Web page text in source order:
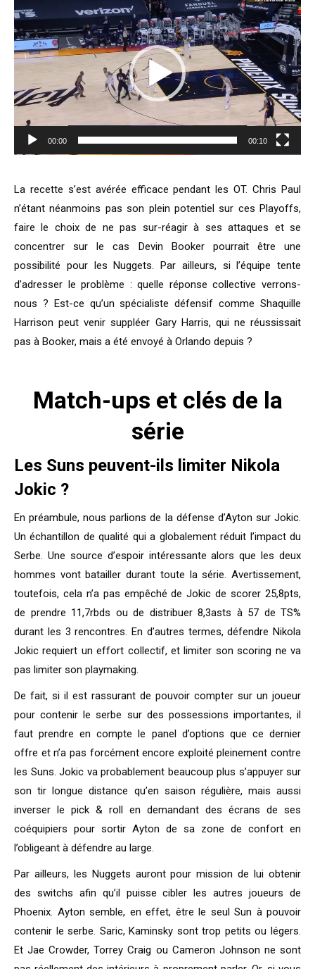
vidéo
00:00 00:10
La recette s’est avérée efficace pendant les OT. Chris Paul
n’étant néanmoins pas son plein potentiel sur ces Playoffs,
faire le choix de ne pas sur-réagir à ses attaques et se
concentrer sur le cas Devin Booker pourrait être une
possibilité pour les Nuggets. Par ailleurs, si l’équipe tente
d’adresser le problème : quelle réponse collective verrons-
nous ? Est-ce qu’un spécialiste défensif comme Shaquille
Harrison peut venir suppléer Gary Harris, qui ne réussissait
pas à Booker, mais a été envoyé à Orlando depuis ?
Match-ups et clés de la
série
Les Suns peuvent-ils limiter Nikola
Jokic ?
En préambule, nous parlions de la défense d’Ayton sur Jokic.
Un échantillon de qualité qui a globalement réduit l’impact du
Serbe. Une source d’espoir intéressante alors que les deux
hommes vont batailler durant toute la série. Avertissement,
toutefois, cela n’a pas empêché de Jokic de scorer 25,8pts,
de prendre 11,7rbds ou de distribuer 8,3asts à 57 de TS%
durant les 3 rencontres. En d’autres termes, défendre Nikola
Jokic requiert un effort collectif, et limiter son scoring ne va
pas limiter son playmaking.
De fait, si il est rassurant de pouvoir compter sur un joueur
pour contenir le serbe sur des possessions importantes, il
faut prendre en compte le panel d’options que ce dernier
offre et n’a pas forcément encore exploité pleinement contre
les Suns. Jokic va probablement beaucoup plus s’appuyer sur
son tir longue distance qu’en saison régulière, mais aussi
inverser le pick & roll en demandant des écrans de ses
coéquipiers pour sortir Ayton de sa zone de confort en
l’obligeant à défendre au large.
Par ailleurs, les Nuggets auront pour mission de lui obtenir
des switchs afin qu’il puisse cibler les autres joueurs de
Phoenix. Ayton semble, en effet, être le seul Sun à pouvoir
contenir le serbe. Saric, Kaminsky sont trop petits ou légers.
Et Jae Crowder, Torrey Craig ou Cameron Johnson ne sont